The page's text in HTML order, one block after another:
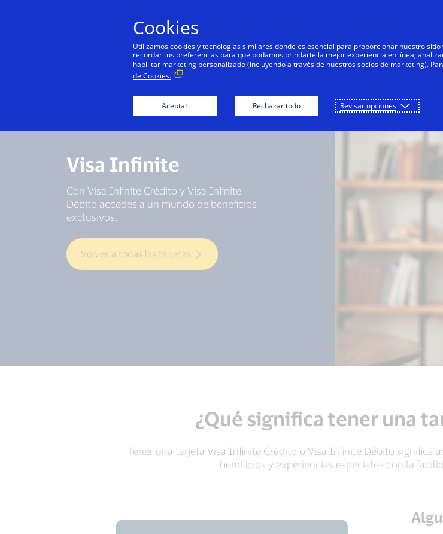
Personas Negocios
Visa Infinite
Con Visa Infinite Crédito y Visa Infinite
Débito accedes a un mundo de beneficios
exclusivos.
Volver a todas las tarjetas
¿Qué significa tener una
Tener una tarjeta Visa Infinite Crédito o Visa Infinite Débito significa
beneficios y experiencias especiales con la
Cookies
Utilizamos cookies y tecnologías similares donde es esencial para proporcionar nuestro
recordar tus preferencias para que podamos brindarte la mejor experiencia en línea,
habilitar marketing personalizado (incluyendo a través de nuestros socios de marketing).
de Cookies.
Aceptar Rechazar todo Revisar opciones